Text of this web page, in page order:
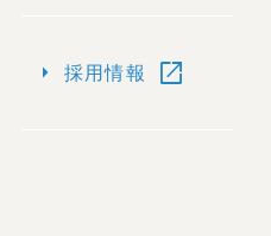
arrow_right 採用情報 open_in_new